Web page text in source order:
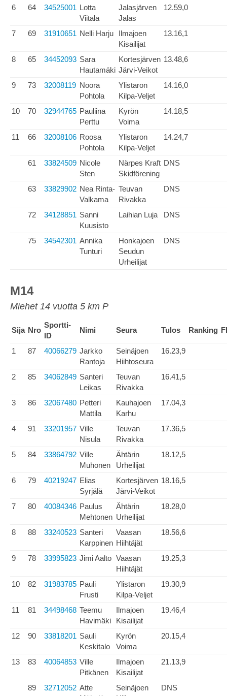
6 64 34525001 Lotta
Viitala
Jalasjärven
Jalas
12.59,0
7 69 31910651 Nelli Harju
Ilmajoen
Kisailijat
13.16,1
8 65 34452093 Sara
Hautamäki
Kortesjärven
Järvi-Veikot
13.48,6
9 73 32008119 Noora
Pohtola
Ylistaron
Kilpa-Veljet
14.16,0
10 70 32944765 Pauliina
Perttu
Kyrön
Voima
14.18,5
11 66 32008106 Roosa
Pohtola
Ylistaron
Kilpa-Veljet
14.24,7
61 33824509 Nicole
Sten
Närpes Kraft
Skidförening
DNS
63 33829902 Nea Rinta-
Valkama
Teuvan
Rivakka
DNS
72 34128851 Sanni
Kuusisto
Laihian Luja DNS
75 34542301 Annika
Tunturi
Honkajoen
Seudun
Urheilijat
DNS
M14
Miehet 14 vuotta 5 km P
Sija Nro
Sportti-
ID
Nimi Seura Tulos Ranking
1 87 40066279 Jarkko
Rantoja
Seinäjoen
Hiihtoseura
16.23,9
2 85 34062849 Santeri
Leikas
Teuvan
Rivakka
16.41,5
3 86 32067480 Petteri
Mattila
Kauhajoen
Karhu
17.04,3
4 91 33201957 Ville
Nisula
Teuvan
Rivakka
17.36,5
5 84 33864792 Ville
Muhonen
Ähtärin
Urheilijat
18.12,5
6 79 40219247 Elias
Syrjälä
Kortesjärven
Järvi-Veikot
18.16,5
7 80 40084346 Paulus
Mehtonen
Ähtärin
Urheilijat
18.28,0
8 88 33240523 Santeri
Karppinen
Vaasan
Hiihtäjät
18.56,6
9 78 33995823 Jimi Aalto Vaasan
Hiihtäjät
19.25,3
10 82 31983785 Pauli
Frusti
Ylistaron
Kilpa-Veljet
19.30,9
11 81 34498468 Teemu
Havimäki
Ilmajoen
Kisailijat
19.46,4
12 90 33818201 Sauli
Keskitalo
Kyrön
Voima
20.15,4
13 83 40064853 Ville
Pitkänen
Ilmajoen
Kisailijat
21.13,9
89 32712052 Atte
Seinäjoen
DNS